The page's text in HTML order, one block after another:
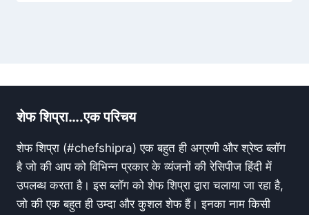
शेफ शिप्रा….एक परिचय
शेफ शिप्रा (#chefshipra) एक बहुत ही अग्रणी और श्रेष्ठ ब्लॉग
है जो की आप को विभिन्न प्रकार के व्यंजनों की रेसिपीज हिंदी में
उपलब्ध करता है। इस ब्लॉग को शेफ शिप्रा द्वारा चलाया जा रहा है,
जो की एक बहुत ही उम्दा और कुशल शेफ हैं। इनका नाम किसी